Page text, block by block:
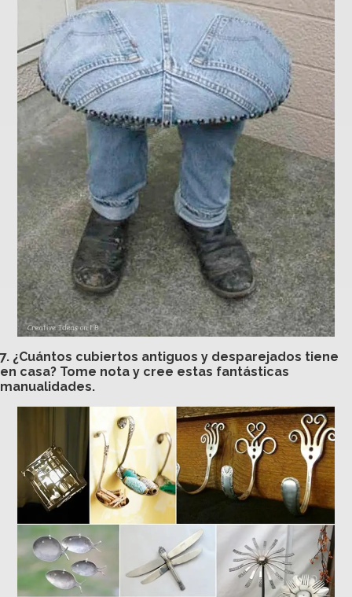
7. ¿Cuántos cubiertos antiguos y desparejados tiene
en casa? Tome nota y cree estas fantásticas
manualidades.